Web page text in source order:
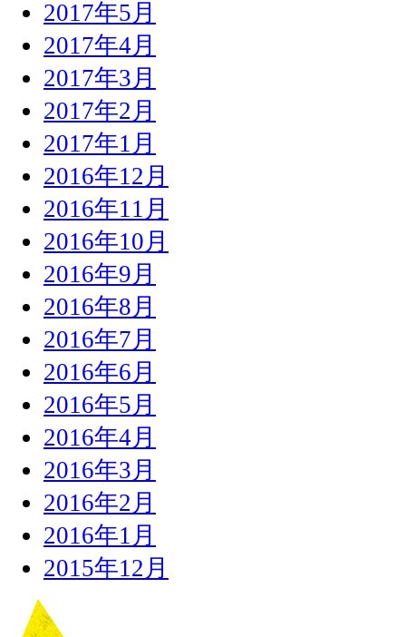
2017年5月
2017年4月
2017年3月
2017年2月
2017年1月
2016年12月
2016年11月
2016年10月
2016年9月
2016年8月
2016年7月
2016年6月
2016年5月
2016年4月
2016年3月
2016年2月
2016年1月
2015年12月